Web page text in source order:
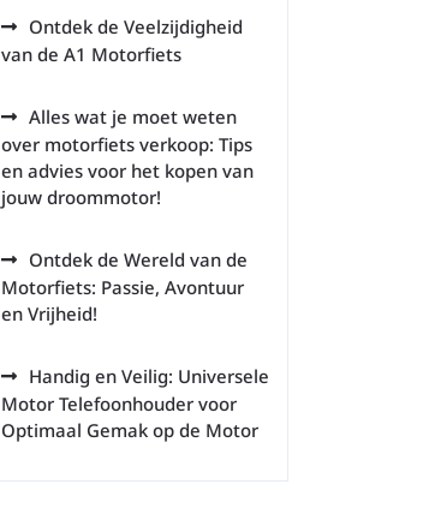
Ontdek de Veelzijdigheid
van de A1 Motorfiets
Alles wat je moet weten
over motorfiets verkoop: Tips
en advies voor het kopen van
jouw droommotor!
Ontdek de Wereld van de
Motorfiets: Passie, Avontuur
en Vrijheid!
Handig en Veilig: Universele
Motor Telefoonhouder voor
Optimaal Gemak op de Motor